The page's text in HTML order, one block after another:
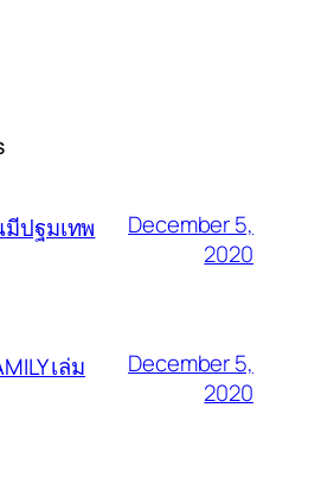
ปฐมเทพ
December 5,
2020
เล่ม
December 5,
2020